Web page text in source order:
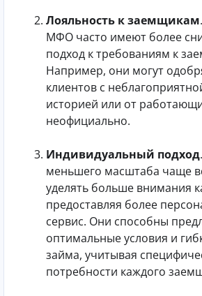
Лояльность к заемщикам
МФО часто имеют более
подход к требованиям к
Например, они могут
клиентов с
историей или от
неофициально.
Индивидуальный подход
меньшего масштаба чаще
уделять больше внимания
предоставляя более
сервис. Они способны
оптимальные условия и
займа, учитывая
потребности каждого